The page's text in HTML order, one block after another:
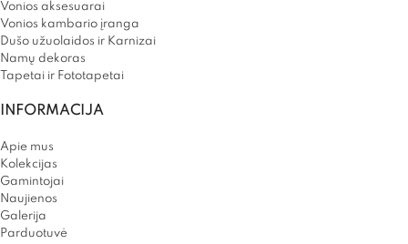
Vonios aksesuarai
Vonios kambario įranga
Dušo užuolaidos ir Karnizai
Namų dekoras
Tapetai ir Fototapetai
INFORMACIJA
Apie mus
Kolekcijas
Gamintojai
Naujienos
Galerija
Parduotuvė